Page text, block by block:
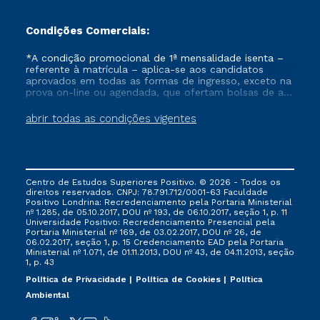
Condições Comerciais:
abrir todas as condições vigentes
*A condição promocional de 1ª mensalidade isenta –
referente à matrícula – aplica-se aos candidatos
aprovados em todas as formas de ingresso, exceto na
prova on-line ou agendada, que ofertam bolsas de até
vigente, que ainda não tenham efetivado e/ou não
tenham cancelado ou trancado sua matrícula em uma
via FIES, Prouni e outros programas governamentais, e
não se acumula com nenhuma outra campanha
ofertada pela Instituição.
Centro de Estudos Superiores Positivo. © 2026 - Todos os
direitos reservados. CNPJ: 78.791.712/0001-63 Faculdade
Positivo Londrina: Recredenciamento pela Portaria Ministerial
nº 1.285, de 05.10.2017, DOU nº 193, de 06.10.2017, seção 1, p. 11
Universidade Positivo: Recredenciamento Presencial ​pela
Portaria Ministerial nº 169, de 03.02.2017, DOU nº 26, de
06.02.2017, seção 1, p. 15 Credenciamento EAD pela Portaria
Ministerial nº 1.071, de 01.11.2013, DOU nº 43, de 04.11.2013, seção
1, p. 43
Política de Privacidade
Política de Cookies
Política
Ambiental